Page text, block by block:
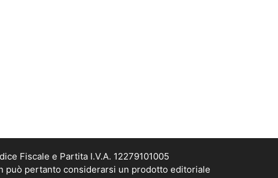
Fiscale e Partita I.V.A. 12279101005
può pertanto considerarsi un prodotto editoriale